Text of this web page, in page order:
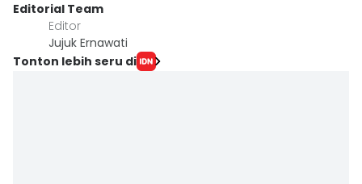
Editorial Team
Editor
Jujuk Ernawati
Tonton lebih seru di